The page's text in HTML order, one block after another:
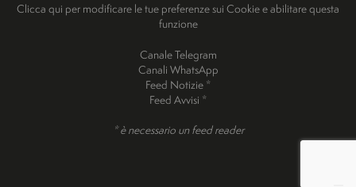
Clicca qui per modificare le tue preferenze sui Cookie e abilitare questa
funzione
Canale Telegram
Canali WhatsApp
Feed Notizie *
Feed Avvisi *
* è necessario un feed reader